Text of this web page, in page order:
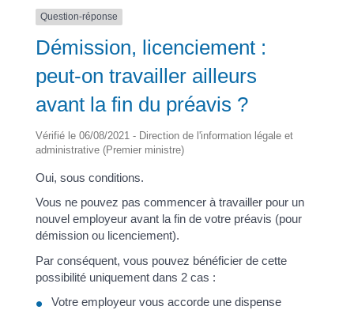
Question-réponse
Démission, licenciement :
peut-on travailler ailleurs
avant la fin du préavis ?
Vérifié le 06/08/2021 - Direction de l'information légale et
administrative (Premier ministre)
Oui, sous conditions.
Vous ne pouvez pas commencer à travailler pour un
nouvel employeur avant la fin de votre préavis (pour
démission ou licenciement).
Par conséquent, vous pouvez bénéficier de cette
possibilité uniquement dans 2 cas :
Votre employeur vous accorde une dispense